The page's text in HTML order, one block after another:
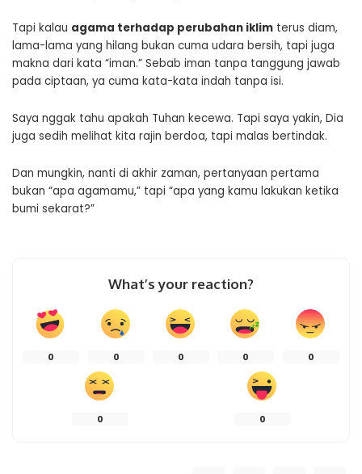
Tapi kalau agama terhadap perubahan iklim terus diam,
lama-lama yang hilang bukan cuma udara bersih, tapi juga
makna dari kata “iman.” Sebab iman tanpa tanggung jawab
pada ciptaan, ya cuma kata-kata indah tanpa isi.
Saya nggak tahu apakah Tuhan kecewa. Tapi saya yakin, Dia
juga sedih melihat kita rajin berdoa, tapi malas bertindak.
Dan mungkin, nanti di akhir zaman, pertanyaan pertama
bukan “apa agamamu,” tapi “apa yang kamu lakukan ketika
bumi sekarat?”
What’s your reaction?
0 0 0 0 0
0 0